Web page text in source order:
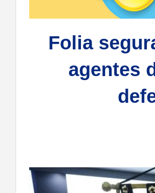
Folia
agentes